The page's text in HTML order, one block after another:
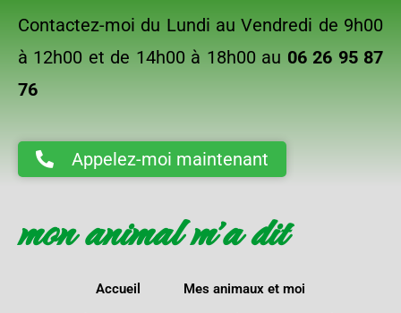
Contactez-moi du Lundi au Vendredi de 9h00
à 12h00 et de 14h00 à 18h00 au 06 26 95 87
76
Appelez-moi maintenant
mon animal m'a dit
Accueil
Mes animaux et moi